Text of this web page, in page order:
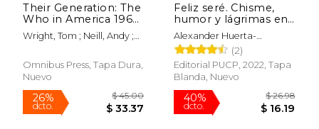
Their Generation: The
Who in America 1967-
1969 (en Inglés)
Wright, Tom ; Neill, Andy ;
Omnibus Press, Tapa Dura,
Nuevo
Feliz seré. Chisme,
humor y lágrimas en
la cultura popular
Alexander Huerta-
Mercado
(2)
Editorial PUCP, 2022, Tapa
Blanda, Nuevo